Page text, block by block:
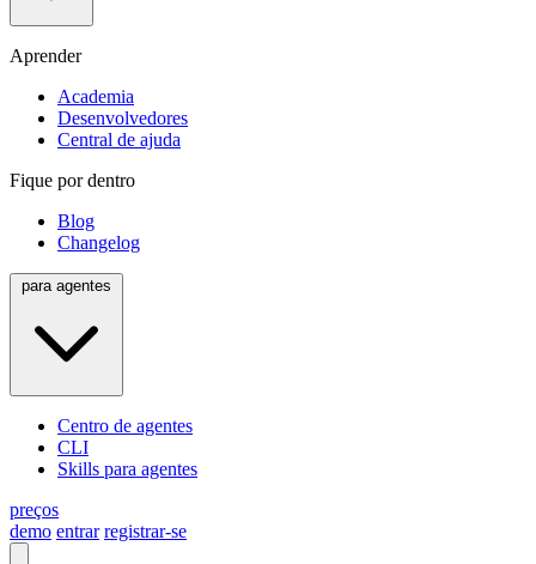
Aprender
Academia
Desenvolvedores
Central de ajuda
Fique por dentro
Blog
Changelog
Centro de agentes
CLI
Skills para agentes
preços
demo entrar registrar-se